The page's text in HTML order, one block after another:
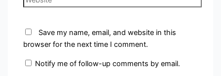
Save my name, email, and website in this
browser for the next time I comment.
Notify me of follow-up comments by email.